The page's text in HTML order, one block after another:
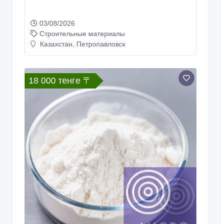
03/08/2026
Строительные материалы
Казахстан, Петропавловск
18 000 тенге 〒